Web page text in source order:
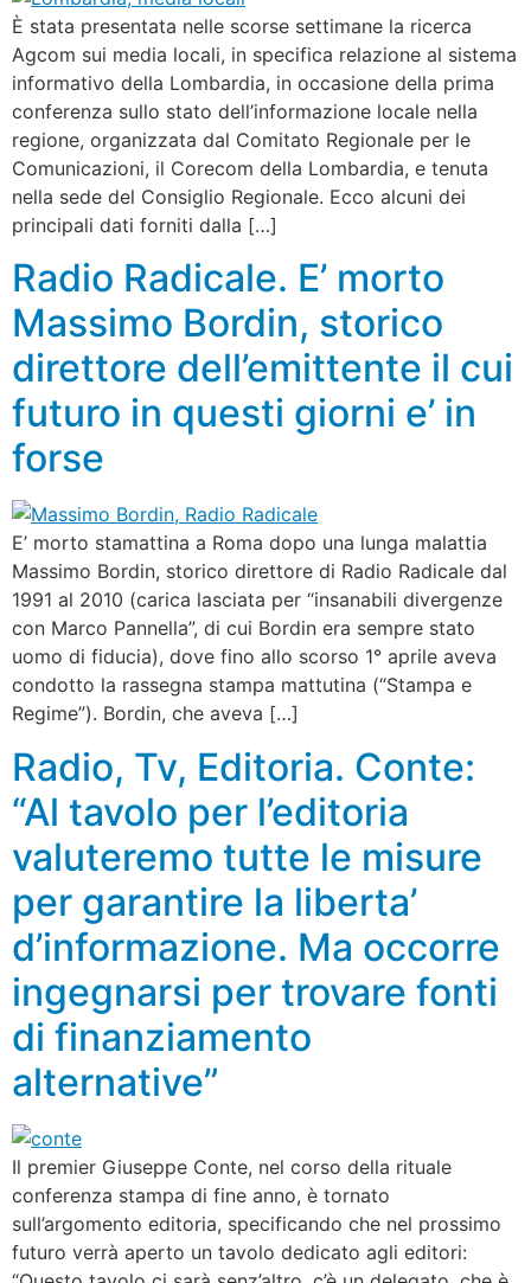
È stata presentata nelle scorse settimane la ricerca
Agcom sui media locali, in specifica relazione al sistema
informativo della Lombardia, in occasione della prima
conferenza sullo stato dell’informazione locale nella
regione, organizzata dal Comitato Regionale per le
Comunicazioni, il Corecom della Lombardia, e tenuta
nella sede del Consiglio Regionale. Ecco alcuni dei
principali dati forniti dalla […]
Radio Radicale. E’ morto
Massimo Bordin, storico
direttore dell’emittente il cui
futuro in questi giorni e’ in
forse
E’ morto stamattina a Roma dopo una lunga malattia
Massimo Bordin, storico direttore di Radio Radicale dal
1991 al 2010 (carica lasciata per “insanabili divergenze
con Marco Pannella”, di cui Bordin era sempre stato
uomo di fiducia), dove fino allo scorso 1° aprile aveva
condotto la rassegna stampa mattutina (“Stampa e
Regime”). Bordin, che aveva […]
Radio, Tv, Editoria. Conte:
“Al tavolo per l’editoria
valuteremo tutte le misure
per garantire la liberta’
d’informazione. Ma occorre
ingegnarsi per trovare fonti
di finanziamento
alternative”
Il premier Giuseppe Conte, nel corso della rituale
conferenza stampa di fine anno, è tornato
sull’argomento editoria, specificando che nel prossimo
futuro verrà aperto un tavolo dedicato agli editori: